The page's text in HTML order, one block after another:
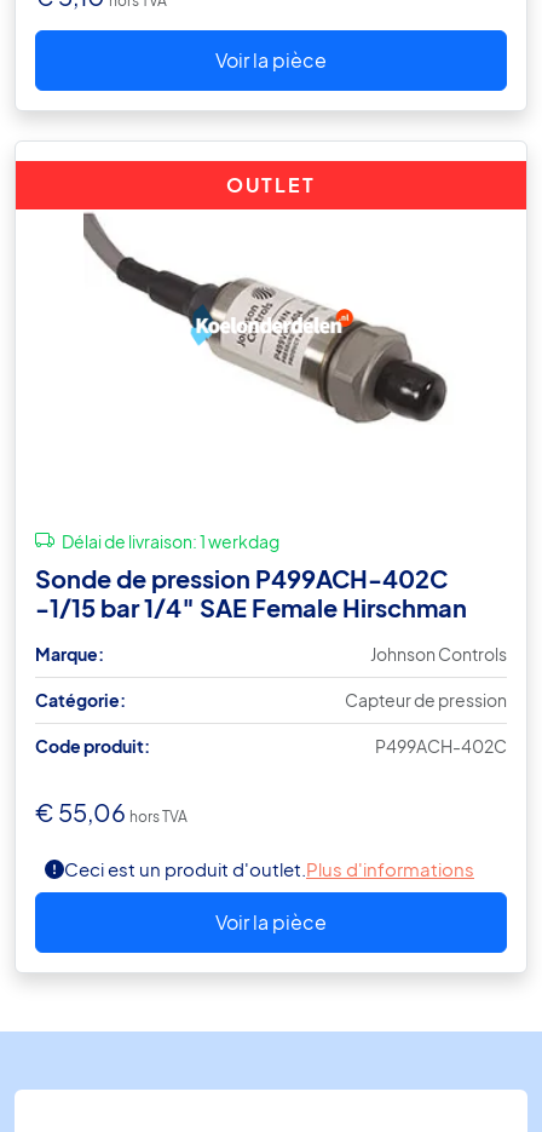
Voir la pièce
OUTLET
Délai de livraison:1 werkdag
Sonde de pression P499ACH-402C
-1/15 bar 1/4″ SAE Female Hirschman
Marque: Johnson Controls
Catégorie: Capteur de pression
Code produit: P499ACH-402C
€ 55,06 hors TVA
Ceci est un produit d'outlet. Plus d'informations
Voir la pièce